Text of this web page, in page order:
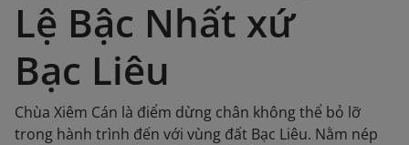
Lệ Bậc Nhất xứ
Bạc Liêu
Chùa Xiêm Cán là điểm dừng chân không thể bỏ lỡ
trong hành trình đến với vùng đất Bạc Liêu. Nằm nép